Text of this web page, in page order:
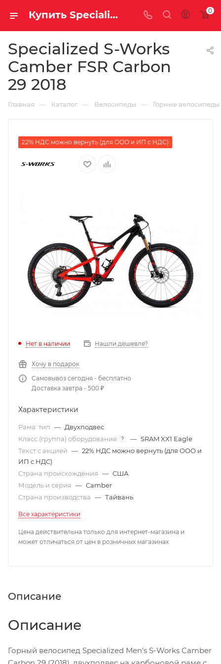
Купить Specialized S-Works Camber FSR Carbon 29 2018 за рублей, а со скидкой 0
Specialized S-Works
Camber FSR Carbon
29 2018
Главная — Каталог — Велосипеды — Горные велосипеды
22% НДС можно вернуть (для ООО и ИП с НДС)
Нет в наличии Нашли дешевле?
Хочу в подарок
Самовывоз сегодня - бесплатно
Доставка завтра - 500 ₽
Характеристики
Рама: тип — Двухподвес
Класс (группа) оборудования
? — SRAM XX1 Eagle
Текст с акцией — 22% НДС можно вернуть (для ООО и
ИП с НДС)
Страна происхождения — США
Модель и серия — Camber
Страна производства — Тайвань
Все характеристики
Цена действительна только для интернет-магазина и
может отличаться от цен в розничных магазинах
Описание
Описание
Горный велосипед Specialized Men's S-Works Camber